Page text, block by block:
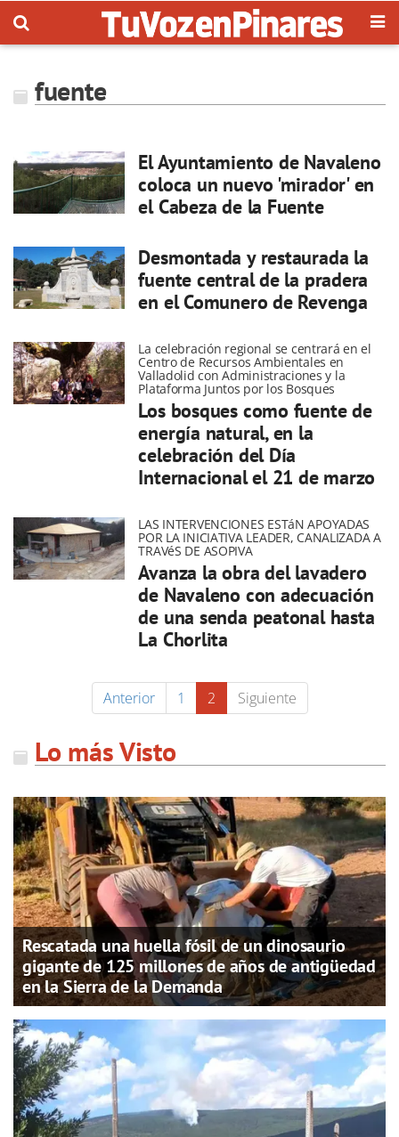
fuente
El Ayuntamiento de Navaleno
coloca un nuevo 'mirador' en
el Cabeza de la Fuente
Desmontada y restaurada la
fuente central de la pradera
en el Comunero de Revenga
La celebración regional se centrará en el
Centro de Recursos Ambientales en
Valladolid con Administraciones y la
Plataforma Juntos por los Bosques
Los bosques como fuente de
energía natural, en la
celebración del Día
Internacional el 21 de marzo
LAS INTERVENCIONES ESTáN APOYADAS
POR LA INICIATIVA LEADER, CANALIZADA A
TRAVéS DE ASOPIVA
Avanza la obra del lavadero
de Navaleno con adecuación
de una senda peatonal hasta
La Chorlita
Anterior 1 2 Siguiente
Lo más Visto
Rescatada una huella fósil de un dinosaurio
gigante de 125 millones de años de antigüedad
en la Sierra de la Demanda